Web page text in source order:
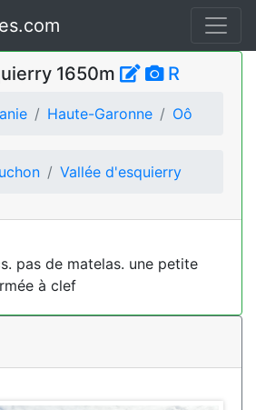
1650m R
Haute-Garonne Oô
Vallée d'esquierry
pas de matelas. une petite
à clef